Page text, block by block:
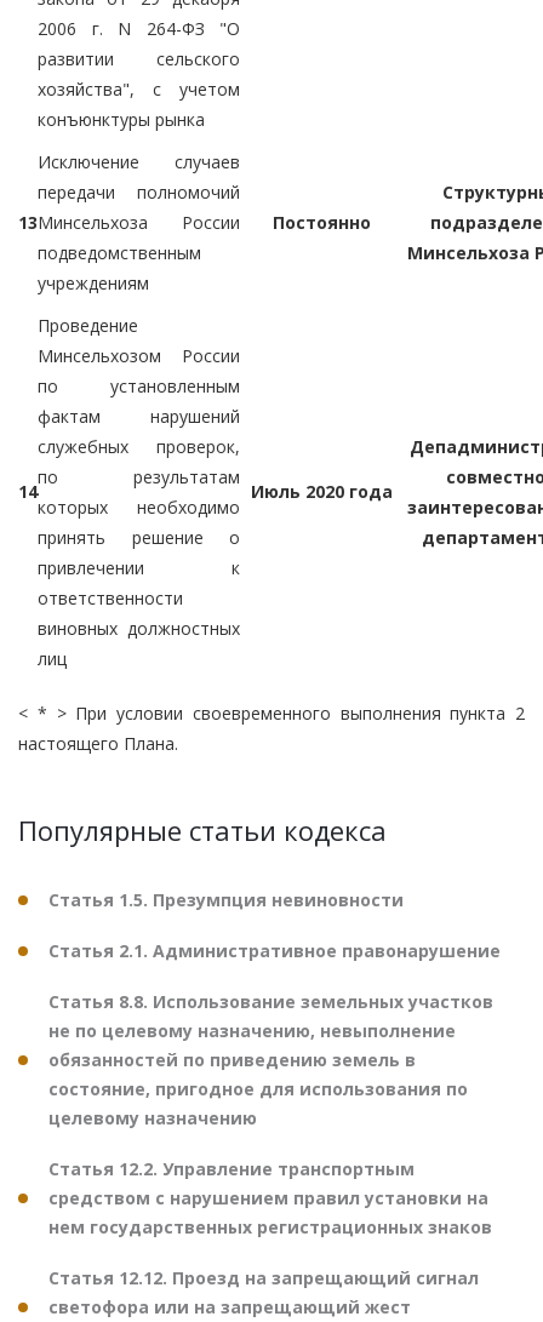
2006 г. N 264-ФЗ "О
развитии сельского
хозяйства", с учетом
конъюнктуры рынка
13
Исключение случаев
передачи полномочий
Минсельхоза России
подведомственным
учреждениям
Постоянно
Минсельхоза
14
Проведение
Минсельхозом России
по установленным
фактам нарушений
служебных проверок,
по результатам
которых необходимо
принять решение о
привлечении к
ответственности
виновных должностных
лиц
Июль 2020 года
< * > При условии своевременного выполнения пункта 2
настоящего Плана.
Популярные статьи кодекса
Статья 1.5. Презумпция невиновности
Статья 2.1. Административное правонарушение
Статья 8.8. Использование земельных участков
не по целевому назначению, невыполнение
обязанностей по приведению земель в
состояние, пригодное для использования по
целевому назначению
Статья 12.2. Управление транспортным
средством с нарушением правил установки на
нем государственных регистрационных знаков
Статья 12.12. Проезд на запрещающий сигнал
светофора или на запрещающий жест